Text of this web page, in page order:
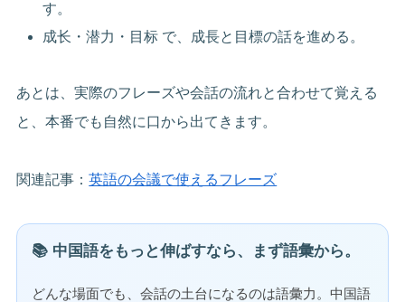
す。
成长・潜力・目标 で、成長と目標の話を進める。
あとは、実際のフレーズや会話の流れと合わせて覚える
と、本番でも自然に口から出てきます。
関連記事：英語の会議で使えるフレーズ
📚 中国語をもっと伸ばすなら、まず語彙から。
どんな場面でも、会話の土台になるのは語彙力。中国語